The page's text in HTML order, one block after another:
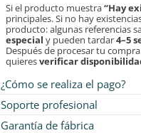
Si el producto muestra“Hay
principales. Si no hay
producto: algunas referencias
especial y pueden tardar4–5
Después de procesar tu
quieresverificar
¿Cómo se realiza el pago?
Soporte profesional
Garantía de fábrica